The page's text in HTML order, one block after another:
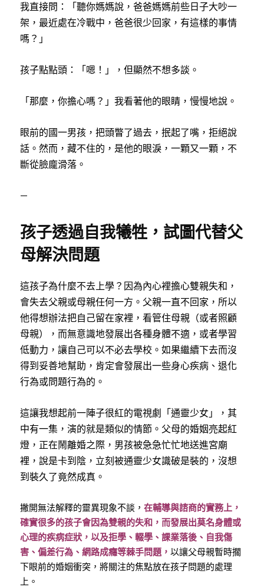
我直接問：「聽你媽媽說，爸爸媽媽前些日子大吵一
架，最近處在冷戰中，爸爸很少回家，有這樣的事情
嗎？」
孩子點點頭：「嗯！」，但顯然不想多談。
「那麼，你擔心嗎？」我看著他的眼睛，慢慢地說。
眼前的國一男孩，把頭瞥了過去，抿起了嘴，拒絕說
話。然而，藏不住的，是他的眼淚，一顆又一顆，不
斷從臉龐滑落。
—
孩子透過自我犧牲，試圖代替父
母解決問題
這孩子為什麼不去上學？因為內心裡擔心雙親失和，
會失去父親或母親任何一方。父親一直不回家，所以
他得想辦法把自己留在家裡，看管住母親（或者照顧
母親），而無意識地發展出各種身體不適，或者學習
低動力，讓自己可以不必去學校。如果繼續下去而沒
得到妥善地幫助，肯定會發展出一些身心疾病、退化
行為或問題行為的。
這讓我想起前一陣子很紅的電視劇「通靈少女」，其
中有一集，演的就是類似的情節。父母的婚姻亮起紅
燈，正在鬧離婚之際，男孩被急急忙忙地送進宮廟
裡，說是卡到陰，立刻被通靈少女識破是裝的，沒想
到裝久了竟然成真。
撇開無法解釋的靈異現象不談， 在輔導與諮商的實務上，
確實很多的孩子會因為雙親的失和，而發展出莫名身體或
心理的疾病症狀，以及拒學、輟學、課業落後、自我傷
害、偏差行為、網路成癮等棘手問題， 以讓父母親暫時擱
下眼前的婚姻衝突，將關注的焦點放在孩子問題的處理
上。